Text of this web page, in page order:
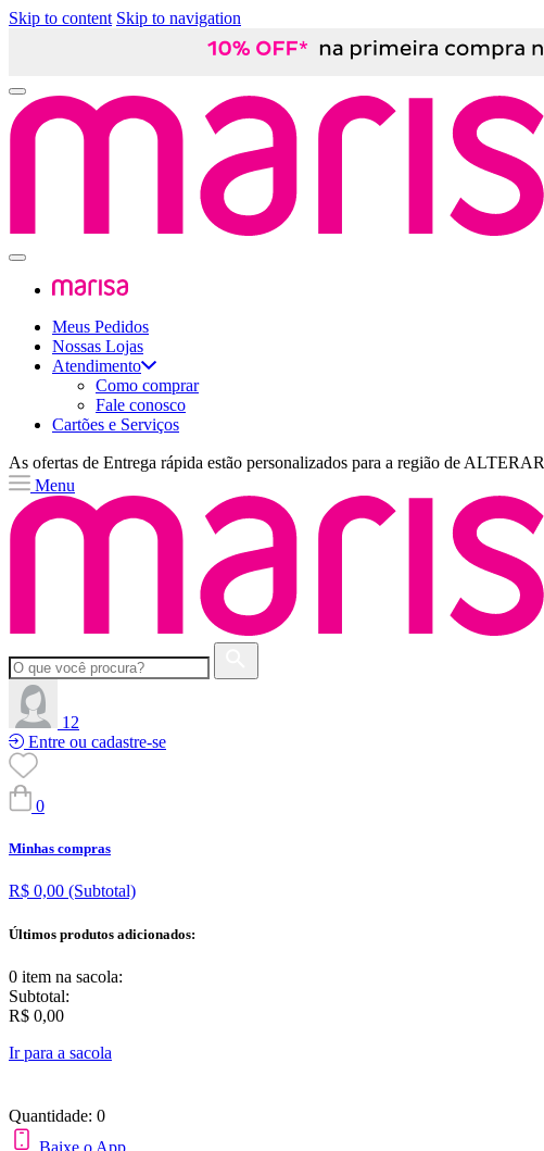
Skip to content Skip to navigation
Meus Pedidos
Nossas Lojas
Atendimento
Como comprar
Fale conosco
Cartões e Serviços
As ofertas de Entrega rápida estão personalizados para a região de ALTERAR
Menu
12
Entre ou cadastre-se
0
Minhas compras
R$ 0,00 (Subtotal)
Últimos produtos adicionados:
0 item na sacola:
Subtotal:
R$ 0,00
Ir para a sacola
Quantidade: 0
Baixe o App